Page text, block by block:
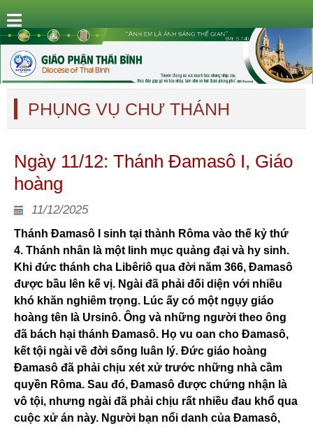
PHỤNG VỤ CHƯ THÁNH
Ngày 11/12: Thánh Ðamasô I, Giáo
hoàng
11/12/2025
Thánh Đamasô I sinh tại thành Rôma vào thế kỷ thứ
4. Thánh nhân là một linh mục quảng đại và hy sinh.
Khi đức thánh cha Libêriô qua đời năm 366, Đamasô
được bầu lên kế vị. Ngài đã phải đối diện với nhiều
khó khăn nghiêm trọng. Lúc ấy có một ngụy giáo
hoàng tên là Ursinô. Ông và những người theo ông
đã bách hại thánh Đamasô. Họ vu oan cho Đamasô,
kết tội ngài về đời sống luân lý. Đức giáo hoàng
Đamasô đã phải chịu xét xử trước những nhà cầm
quyền Rôma. Sau đó, Đamasô được chứng nhận là
vô tội, nhưng ngài đã phải chịu rất nhiều đau khổ qua
cuộc xử án này. Người bạn nổi danh của Đamasô,